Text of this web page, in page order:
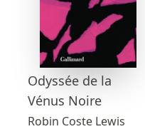
Odyssée de la
Vénus Noire
Robin Coste Lewis